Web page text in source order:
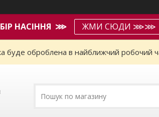
НАСІННЯ ⋙ ЖМИ СЮДИ ⋙⋙
буде оброблена в найближчий робочий